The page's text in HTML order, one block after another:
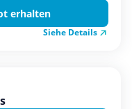
erhalten
Siehe Details